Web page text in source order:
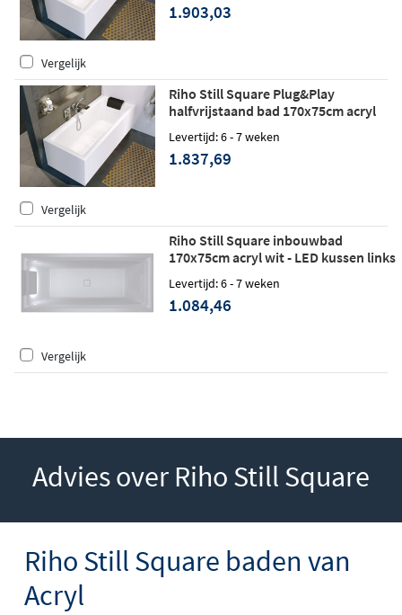
1.903,03
Vergelijk
Riho Still Square Plug&Play
halfvrijstaand bad 170x75cm acryl
wit - links
Levertijd: 6 - 7 weken
1.837,69
Vergelijk
Riho Still Square inbouwbad
170x75cm acryl wit - LED kussen links
Levertijd: 6 - 7 weken
1.084,46
Vergelijk
Advies over Riho Still Square
Riho Still Square baden van
Acryl